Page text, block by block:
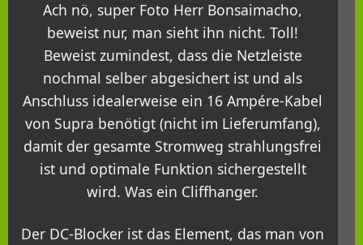
Ach nö, super Foto Herr Bonsaimacho,
beweist nur, man sieht ihn nicht. Toll!
Beweist zumindest, dass die Netzleiste
nochmal selber abgesichert ist und als
Anschluss idealerweise ein 16 Ampére-Kabel
von Supra benötigt (nicht im Lieferumfang),
damit der gesamte Stromweg strahlungsfrei
ist und optimale Funktion sichergestellt
wird. Was ein Cliffhanger.
Der DC-Blocker ist das Element, das man von